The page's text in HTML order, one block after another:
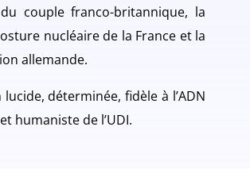
couple franco-britannique, la
nucléaire de la France et la
allemande.
déterminée, fidèle à l’ADN
humaniste de l’UDI.